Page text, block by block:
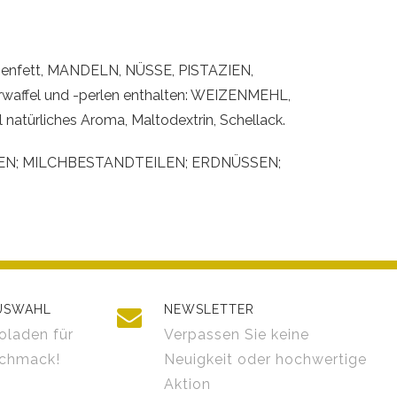
MANDELN, NÜSSE, PISTAZIEN,
und -perlen enthalten: WEIZENMEHL,
Aroma, Maltodextrin, Schellack.
MILCHBESTANDTEILEN; ERDNÜSSEN;
für
NEWSLETTER
Verpassen Sie keine
Neuigkeit oder hochwertige
Aktion